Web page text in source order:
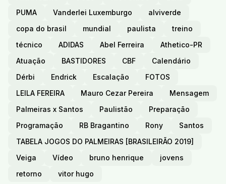
PUMA
Vanderlei Luxemburgo
alviverde
copa do brasil
mundial paulista
treino
técnico
ADIDAS Abel Ferreira
Athetico-PR
Atuação
BASTIDORES CBF
Calendário
Dérbi
Endrick Escalação
FOTOS
LEILA FEREIRA
Mauro Cezar Pereira
Mensagem
Palmeiras x Santos
Paulistão
Preparação
Programação
RB Bragantino Rony
Santos
TABELA JOGOS DO PALMEIRAS [BRASILEIRÃO 2019]
Veiga
Vídeo bruno henrique
jovens
retorno
vitor hugo